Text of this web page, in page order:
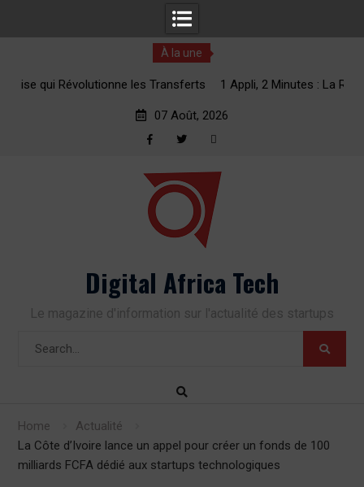
À la une
1 Appli, 2 Minutes : La Révolution des Transferts d’Argent
07 Août, 2026
Digital Africa Tech
Le magazine d'information sur l'actualité des startups
Home
Actualité
La Côte d’Ivoire lance un appel pour créer un fonds de 100
milliards FCFA dédié aux startups technologiques